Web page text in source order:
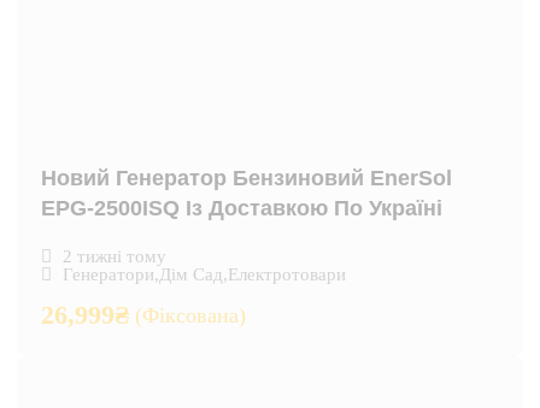
Новий Генератор Бензиновий EnerSol
EPG-2500ISQ Із Доставкою По Україні
2 тижні тому
Генератори,Дім Сад,Електротовари
26,999₴ (Фіксована)